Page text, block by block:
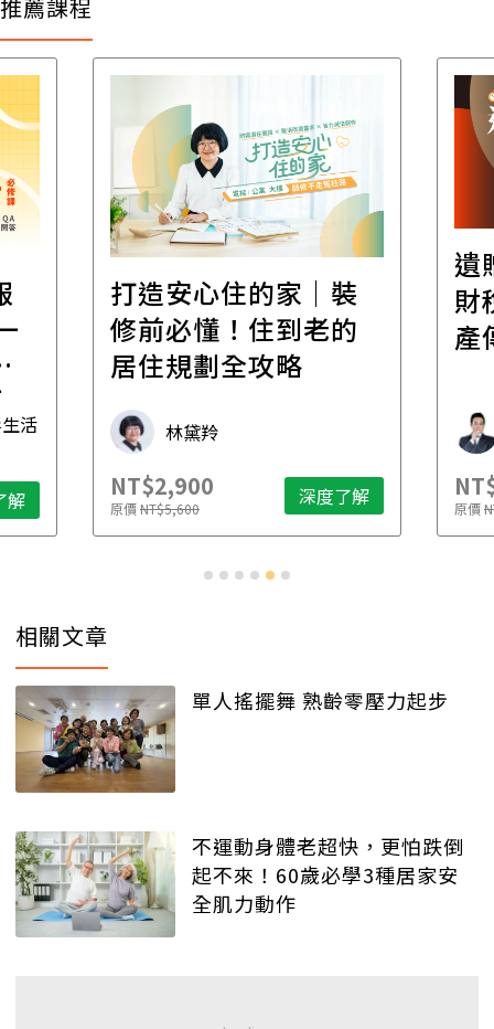
推薦課程
活
解
打造安心住的家｜裝
修前必懂！住到老的
居住規劃全攻略
林黛羚
NT$2,900
原價NT$5,600 深度了解
遺
財
產
原價
相關文章
單人搖擺舞 熟齡零壓力起步
不運動身體老超快，更怕跌倒
起不來！60歲必學3種居家安
全肌力動作